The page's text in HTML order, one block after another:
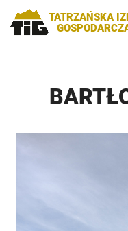
TATRZAŃSKA